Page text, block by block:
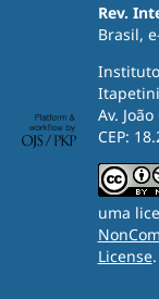
Rev.
Brasil,
Instituto
Av.
CEP:
uma
License.